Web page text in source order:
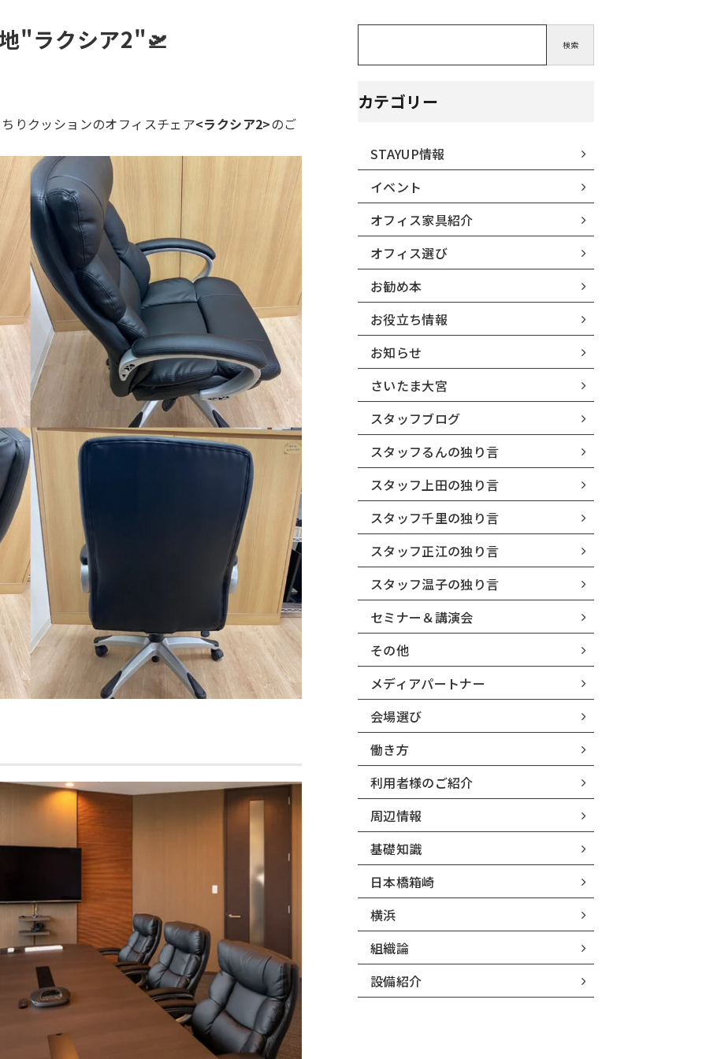
"ラクシア2"🛫
りクッションのオフィスチェア<ラクシア2>のご
検索
カテゴリー
STAYUP情報
イベント
オフィス家具紹介
オフィス選び
お勧め本
お役立ち情報
お知らせ
さいたま大宮
スタッフブログ
スタッフるんの独り言
スタッフ上田の独り言
スタッフ千里の独り言
スタッフ正江の独り言
スタッフ温子の独り言
セミナー＆講演会
その他
メディアパートナー
会場選び
働き方
利用者様のご紹介
周辺情報
基礎知識
日本橋箱崎
横浜
組織論
設備紹介